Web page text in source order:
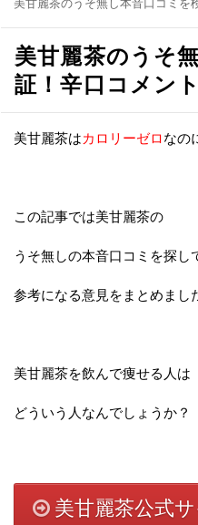
美甘麗茶のうそ無し本音口コミを
美甘麗茶のうそ
証！辛口コメン
美甘麗茶はカロリーゼロなの
この記事では美甘麗茶の
うそ無しの本音口コミを探し
参考になる意見をまとめまし
美甘麗茶を飲んで痩せる人は
どういう人なんでしょうか？
美甘麗茶公式